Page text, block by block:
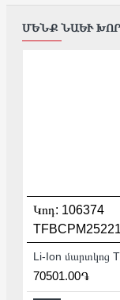
ՄԵՆՔ ՆԱԵՒ
Կոդ: 106374
TFBCPM25221
70501.00֏